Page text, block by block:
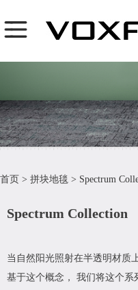
首页 > 拼块地毯 > Spectrum
Spectrum Collection
当自然阳光照射在半透明材质
基于这个概念， 我们将这个系